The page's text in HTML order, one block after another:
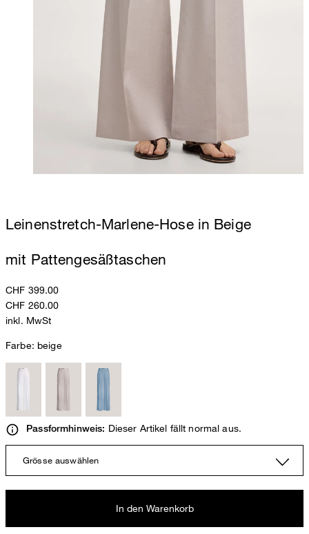
Leinenstretch-Marlene-Hose in Beige
mit Pattengesäßtaschen
CHF 399.00
CHF 260.00
inkl. MwSt
Farbe: beige
Passformhinweis: Dieser Artikel fällt normal aus.
Grösse auswählen
In den Warenkorb